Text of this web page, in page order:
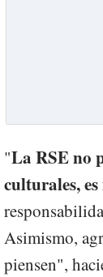
"La RSE no
culturales,
Asimismo,
piensen",